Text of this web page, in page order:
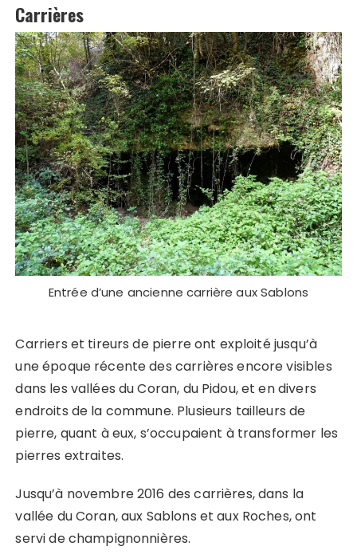
Carrières
Entrée d’une ancienne carrière aux Sablons
Carriers et tireurs de pierre ont exploité jusqu’à
une époque récente des carrières encore visibles
dans les vallées du Coran, du Pidou, et en divers
endroits de la commune. Plusieurs tailleurs de
pierre, quant à eux, s’occupaient à transformer les
pierres extraites.
Jusqu’à novembre 2016 des carrières, dans la
vallée du Coran, aux Sablons et aux Roches, ont
servi de champignonnières.